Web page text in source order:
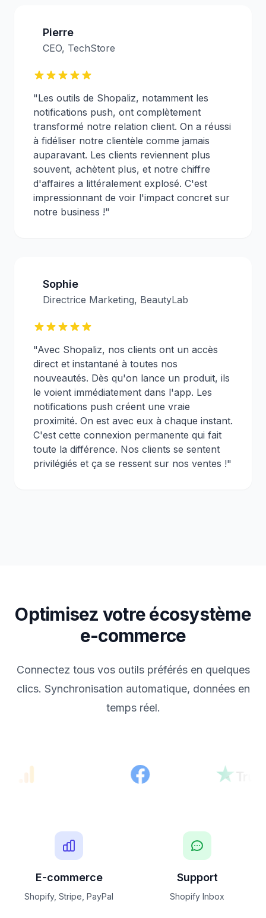
Pierre
CEO, TechStore
"Les outils de Shopaliz, notamment les
notifications push, ont complètement
transformé notre relation client. On a réussi
à fidéliser notre clientèle comme jamais
auparavant. Les clients reviennent plus
souvent, achètent plus, et notre chiffre
d'affaires a littéralement explosé. C'est
impressionnant de voir l'impact concret sur
notre business !"
Sophie
Directrice Marketing, BeautyLab
"Avec Shopaliz, nos clients ont un accès
direct et instantané à toutes nos
nouveautés. Dès qu'on lance un produit, ils
le voient immédiatement dans l'app. Les
notifications push créent une vraie
proximité. On est avec eux à chaque instant.
C'est cette connexion permanente qui fait
toute la différence. Nos clients se sentent
privilégiés et ça se ressent sur nos ventes !"
Optimisez votre écosystème
e-commerce
Connectez tous vos outils préférés en quelques
clics. Synchronisation automatique, données en
temps réel.
E-commerce
Shopify, Stripe, PayPal
Support
Shopify Inbox